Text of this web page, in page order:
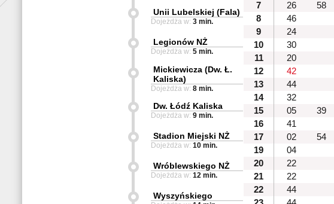
7
26
58
8
46
9
24
10
30
11
20
12
42
13
44
14
32
15
05
39
16
41
17
02
54
19
04
20
22
21
22
22
44
Unii Lubelskiej (Fala)
Dojeżdża w: 3 min.
Legionów NŻ
Dojeżdża w: 5 min.
Mickiewicza (Dw. Ł.
Kaliska)
Dojeżdża w: 8 min.
Dw. Łódź Kaliska
Dojeżdża w: 9 min.
Stadion Miejski NŻ
Dojeżdża w: 10 min.
Wróblewskiego NŻ
Dojeżdża w: 12 min.
Wyszyńskiego